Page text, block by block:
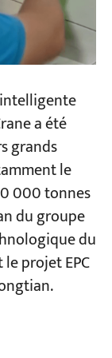
a été
grands
le
000 tonnes
du groupe
du
projet EPC